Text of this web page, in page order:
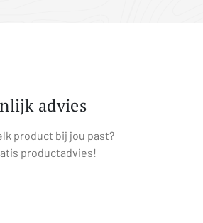
advies
product bij jou past?
productadvies!